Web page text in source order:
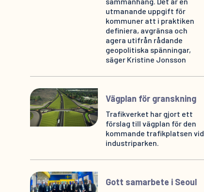
utmanande uppgift för
kommuner att i praktiken
definiera, avgränsa och
agera utifrån rådande
geopolitiska spänningar,
säger Kristine Jonsson
Vägplan för granskning
Trafikverket har gjort ett
förslag till vägplan för den
kommande trafikplatsen vid
industriparken.
Gott samarbete i Seoul